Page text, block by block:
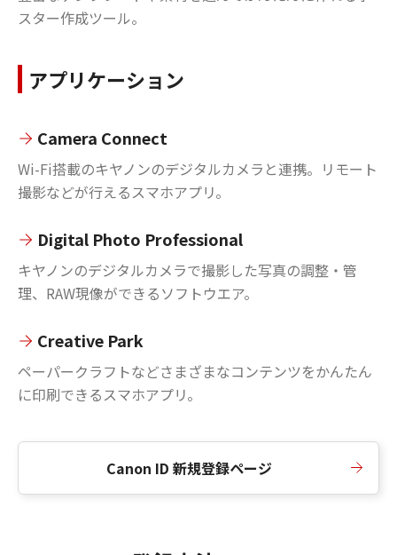
スター作成ツール。
アプリケーション
Camera Connect
Wi-Fi搭載のキヤノンのデジタルカメラと連携。リモート
撮影などが行えるスマホアプリ。
Digital Photo Professional
キヤノンのデジタルカメラで撮影した写真の調整・管
理、RAW現像ができるソフトウエア。
Creative Park
ペーパークラフトなどさまざまなコンテンツをかんたん
に印刷できるスマホアプリ。
Canon ID 新規登録ページ